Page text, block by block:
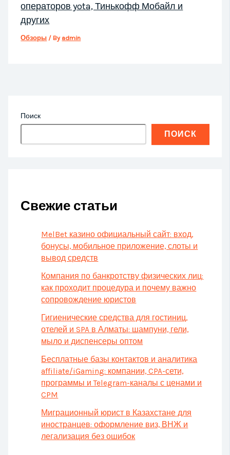
операторов yota, Тинькофф Мобайл и
других
Обзоры / By admin
Поиск
ПОИСК
Свежие статьи
MelBet казино официальный сайт: вход,
бонусы, мобильное приложение, слоты и
вывод средств
Компания по банкротству физических лиц:
как проходит процедура и почему важно
сопровождение юристов
Гигиенические средства для гостиниц,
отелей и SPA в Алматы: шампуни, гели,
мыло и диспенсеры оптом
Бесплатные базы контактов и аналитика
affiliate/iGaming: компании, CPA-сети,
программы и Telegram-каналы с ценами и
CPM
Миграционный юрист в Казахстане для
иностранцев: оформление виз, ВНЖ и
легализация без ошибок